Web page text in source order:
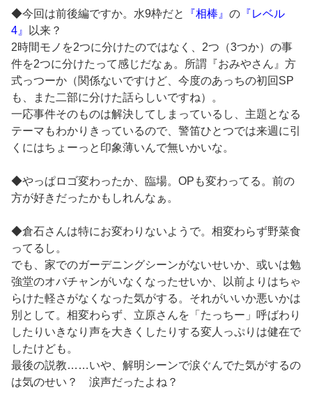
◆今回は前後編ですか。水9枠だと 『相棒』 の 『レベル
4』
以来？
2時間モノを2つに分けたのではなく、2つ（3つか）の事
件を2つに分けたって感じだなぁ。所謂『おみやさん』方
式っつーか（関係ないですけど、今度のあっちの初回SP
も、また二部に分けた話らしいですね）。
一応事件そのものは解決してしまっているし、主題となる
テーマもわかりきっているので、警笛ひとつでは来週に引
くにはちょーっと印象薄いんで無いかいな。
◆やっぱロゴ変わったか、臨場。OPも変わってる。前の
方が好きだったかもしれんなぁ。
◆倉石さんは特にお変わりないようで。相変わらず野菜食
ってるし。
でも、家でのガーデニングシーンがないせいか、或いは勉
強堂のオバチャンがいなくなったせいか、以前よりはちゃ
らけた軽さがなくなった気がする。それがいいか悪いかは
別として。相変わらず、立原さんを「たっちー」呼ばわり
したりいきなり声を大きくしたりする変人っぷりは健在で
したけども。
最後の説教……いや、解明シーンで涙ぐんでた気がするの
は気のせい？ 涙声だったよね？